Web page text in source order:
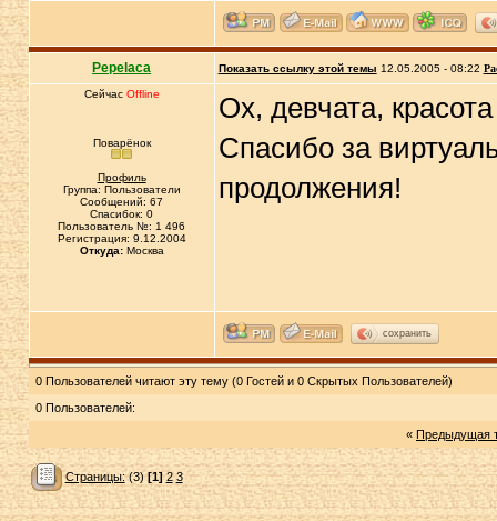
Pepelaca Показать ссылку этой темы 12.05.2005 - 08:22
Сейчас Offline
Поварёнок
Профиль
Группа: Пользователи
Сообщений: 67
Спасибок: 0
Пользователь №: 1 496
Регистрация: 9.12.2004
Откуда:Москва
Ох, девчата,
Спасибо за
продолжения!
сохранить
0 Пользователей читают эту тему (0 Гостей и 0 Скрытых Пользователей)
0 Пользователей:
« Предыдущая
Страницы:(3)[1] 2 3